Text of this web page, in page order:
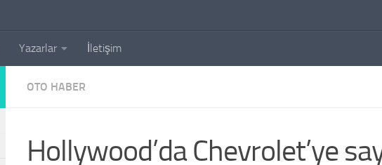
Yazarlar İletişim
OTO HABER
Hollywood’da Chevrolet’ye